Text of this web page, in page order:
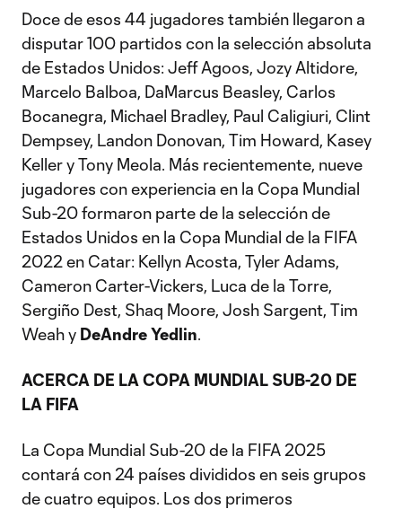
Doce de esos 44 jugadores también llegaron a
disputar 100 partidos con la selección absoluta
de Estados Unidos: Jeff Agoos, Jozy Altidore,
Marcelo Balboa, DaMarcus Beasley, Carlos
Bocanegra, Michael Bradley, Paul Caligiuri, Clint
Dempsey, Landon Donovan, Tim Howard, Kasey
Keller y Tony Meola. Más recientemente, nueve
jugadores con experiencia en la Copa Mundial
Sub-20 formaron parte de la selección de
Estados Unidos en la Copa Mundial de la FIFA
2022 en Catar: Kellyn Acosta, Tyler Adams,
Cameron Carter-Vickers, Luca de la Torre,
Sergiño Dest, Shaq Moore, Josh Sargent, Tim
Weah y DeAndre Yedlin.
ACERCA DE LA COPA MUNDIAL SUB-20 DE
LA FIFA
La Copa Mundial Sub-20 de la FIFA 2025
contará con 24 países divididos en seis grupos
de cuatro equipos. Los dos primeros